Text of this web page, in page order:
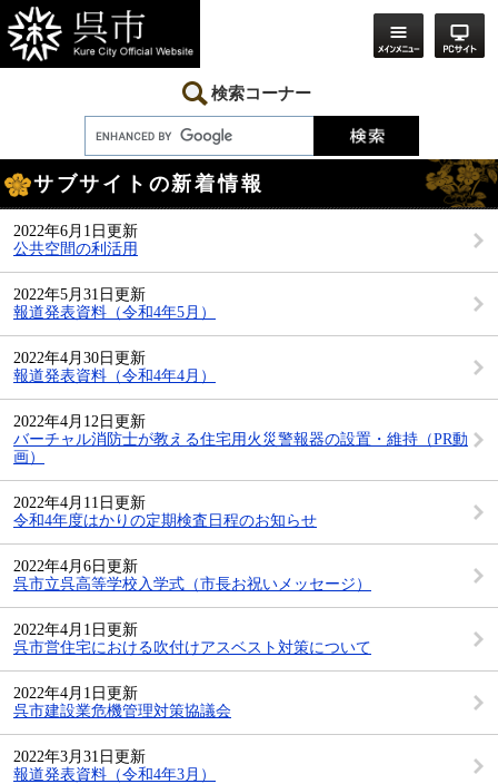
ー
ジ
の
ニ
ュ
ー
て
本
文
へ
検索コーナー
文
サブサイトの新着情報
2022年6月1日更新
公共空間の利活用
2022年5月31日更新
報道発表資料（令和4年5月）
2022年4月30日更新
報道発表資料（令和4年4月）
2022年4月12日更新
バーチャル消防士が教える住宅用火災警報器の設置・維持（PR動
画）
2022年4月11日更新
令和4年度はかりの定期検査日程のお知らせ
2022年4月6日更新
呉市立呉高等学校入学式（市長お祝いメッセージ）
2022年4月1日更新
呉市営住宅における吹付けアスベスト対策について
2022年4月1日更新
呉市建設業危機管理対策協議会
2022年3月31日更新
報道発表資料（令和4年3月）